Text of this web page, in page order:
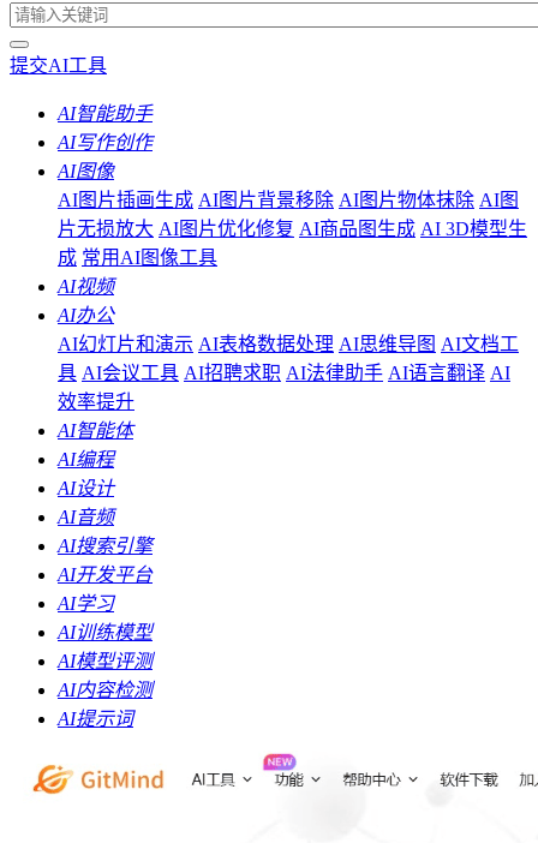
提交AI工具
AI智能助手
AI写作创作
AI图像
AI图片插画生成 AI图片背景移除 AI图片物体抹除 AI图
片无损放大 AI图片优化修复 AI商品图生成 AI 3D模型生
成 常用AI图像工具
AI视频
AI办公
AI幻灯片和演示 AI表格数据处理 AI思维导图 AI文档工
具 AI会议工具 AI招聘求职 AI法律助手 AI语言翻译 AI
效率提升
AI智能体
AI编程
AI设计
AI音频
AI搜索引擎
AI开发平台
AI学习
AI训练模型
AI模型评测
AI内容检测
AI提示词